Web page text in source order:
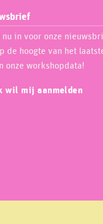
in voor onze
de hoogte van het
onze workshopdata!
wil mij aanmelden